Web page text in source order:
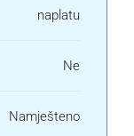
naplatu
Ne
Namješteno